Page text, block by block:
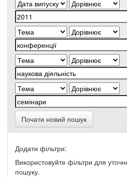
Почати новий пошук
Додати фільтри:
Використовуйте фільтри для
пошуку.